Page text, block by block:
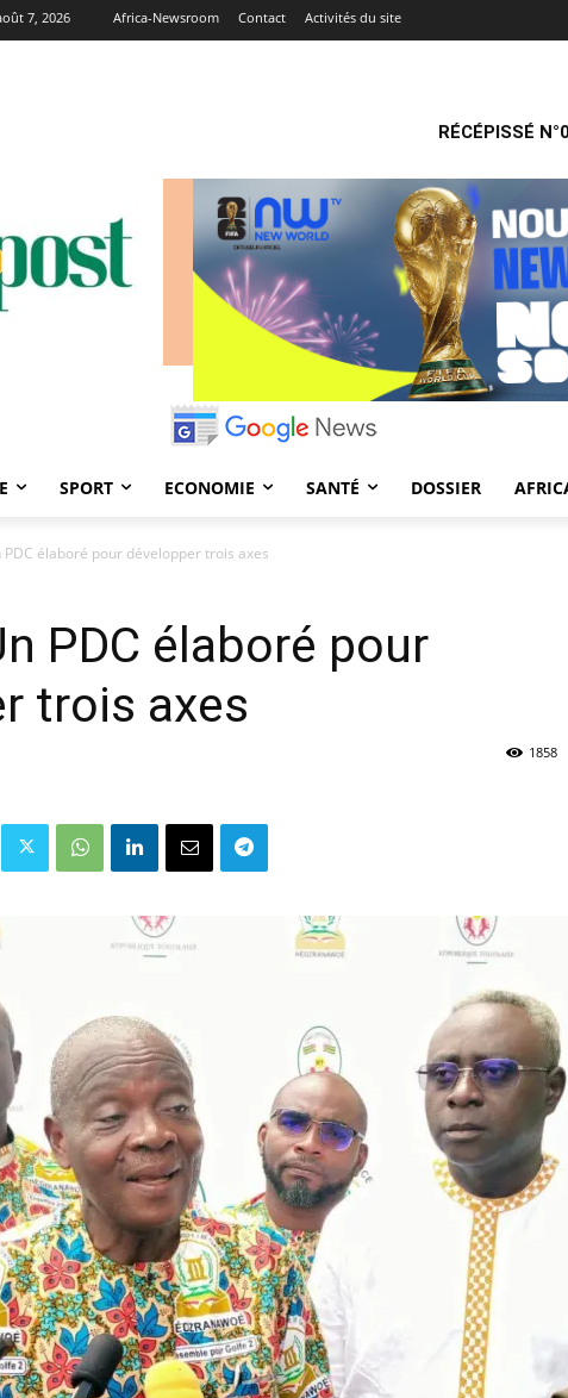
7, 2026 Africa-Newsroom Contact Activités du site
RÉCÉPISSÉ
SPORT ECONOMIE SANTÉ DOSSIER
PDC élaboré pour développer trois axes
PDC élaboré pour
trois axes
1858